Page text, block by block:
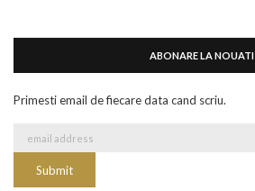
ABONARE LA NOUATI
Primesti email de fiecare data cand scriu.